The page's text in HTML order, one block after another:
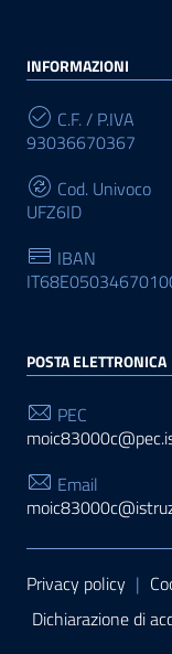
INFORMAZIONI
C.F. / P.IVA
93036670367
Cod. Univoco
UFZ6ID
IBAN
POSTA ELETTRONICA
PEC
Email
Sezione
Privacy policy |
Dichiarazione di